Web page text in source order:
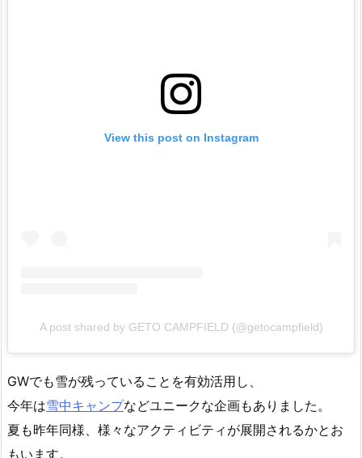
View this post on Instagram
A post shared by GETO CAMPFIELD (@getocampfield)
GWでも雪が残っていることを有効活用し、
今年は雪中キャンプなどユニークな企画もありました。
夏も昨年同様、様々なアクティビティが展開されるかとお
もいます。